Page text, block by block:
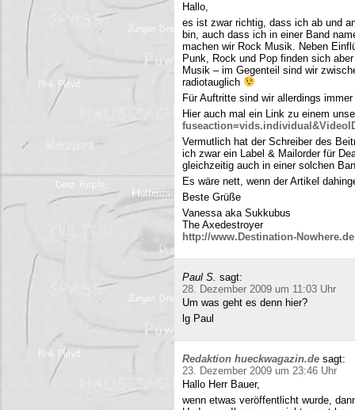
Hallo,
es ist zwar richtig, dass ich ab und
bin, auch dass ich in einer Band
machen wir Rock Musik. Neben
Punk, Rock und Pop finden sich
Musik – im Gegenteil sind wir
radiotauglich
Für Auftritte sind wir allerdings
Hier auch mal ein Link zu einem
Vermutlich hat der Schreiber des
ich zwar ein Label & Mailorder für
gleichzeitig auch in einer solchen
Es wäre nett, wenn der Artikel
Beste Grüße
Vanessa aka Sukkubus
The Axedestroyer
http://www.Destination-Nowhere.de
Paul S. sagt:
28. Dezember 2009 um 11:03 Uhr
Um was geht es denn hier?
lg Paul
Redaktion hueckwagazin.de sagt:
23. Dezember 2009 um 23:46 Uhr
Hallo Herr Bauer,
wenn etwas veröffentlicht wurde,